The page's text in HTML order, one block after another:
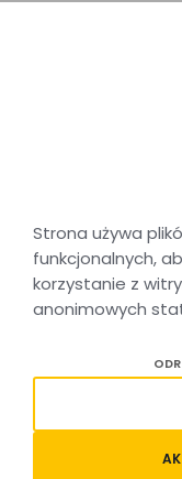
Kraków
Relacja
Myślenice
połączenia
Strona używa
funkcjonalnych,
korzystanie z
anonimowych